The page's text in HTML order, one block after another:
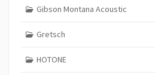
Gibson Montana Acoustic
Gretsch
HOTONE